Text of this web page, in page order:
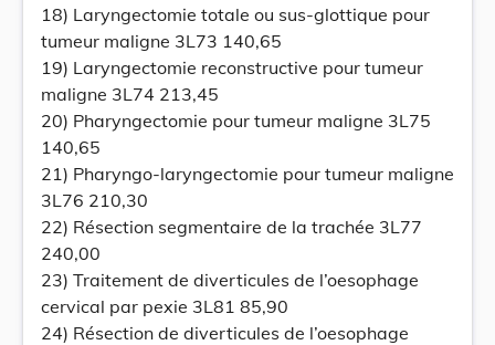
18) Laryngectomie totale ou sus-glottique pour
tumeur maligne 3L73 140,65
19) Laryngectomie reconstructive pour tumeur
maligne 3L74 213,45
20) Pharyngectomie pour tumeur maligne 3L75
140,65
21) Pharyngo-laryngectomie pour tumeur maligne
3L76 210,30
22) Résection segmentaire de la trachée 3L77
240,00
23) Traitement de diverticules de l’oesophage
cervical par pexie 3L81 85,90
24) Résection de diverticules de l’oesophage